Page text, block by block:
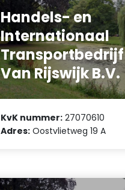
Handels- en
Internationaal
Transportbedrijf
Van Rijswijk B.V.
KvK nummer: 27070610
Adres: Oostvlietweg 19 A